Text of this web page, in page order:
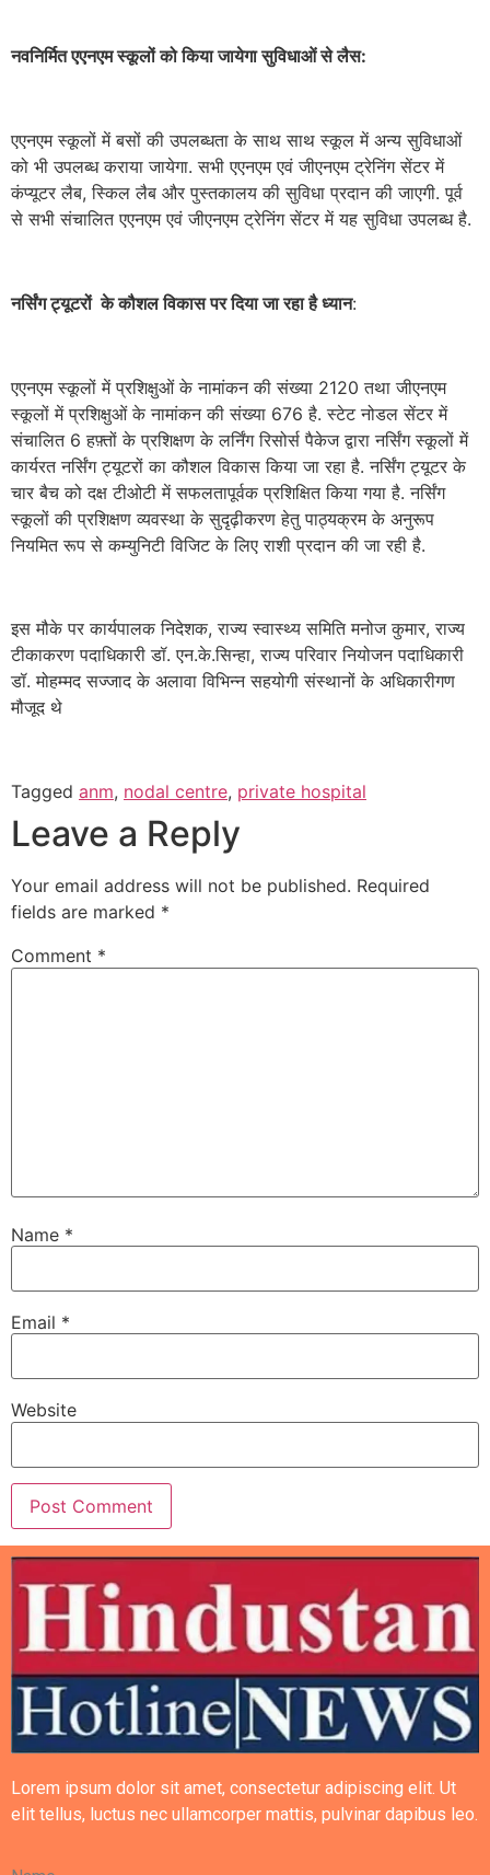
नवनिर्मित एएनएम स्कूलों को किया जायेगा सुविधाओं से लैस:
एएनएम स्कूलों में बसों की उपलब्धता के साथ साथ स्कूल में अन्य सुविधाओं
को भी उपलब्ध कराया जायेगा. सभी एएनएम एवं जीएनएम ट्रेनिंग सेंटर में
कंप्यूटर लैब, स्किल लैब और पुस्तकालय की सुविधा प्रदान की जाएगी. पूर्व
से सभी संचालित एएनएम एवं जीएनएम ट्रेनिंग सेंटर में यह सुविधा उपलब्ध है.
नर्सिंग ट्यूटरों के कौशल विकास पर दिया जा रहा है ध्यान:
एएनएम स्कूलों में प्रशिक्षुओं के नामांकन की संख्या 2120 तथा जीएनएम
स्कूलों में प्रशिक्षुओं के नामांकन की संख्या 676 है. स्टेट नोडल सेंटर में
संचालित 6 हफ़्तों के प्रशिक्षण के लर्निंग रिसोर्स पैकेज द्वारा नर्सिंग स्कूलों में
कार्यरत नर्सिंग ट्यूटरों का कौशल विकास किया जा रहा है. नर्सिंग ट्यूटर के
चार बैच को दक्ष टीओटी में सफलतापूर्वक प्रशिक्षित किया गया है. नर्सिंग
स्कूलों की प्रशिक्षण व्यवस्था के सुदृढ़ीकरण हेतु पाठ्यक्रम के अनुरूप
नियमित रूप से कम्युनिटी विजिट के लिए राशी प्रदान की जा रही है.
इस मौके पर कार्यपालक निदेशक, राज्य स्वास्थ्य समिति मनोज कुमार, राज्य
टीकाकरण पदाधिकारी डॉ. एन.के.सिन्हा, राज्य परिवार नियोजन पदाधिकारी
डॉ. मोहम्मद सज्जाद के अलावा विभिन्न सहयोगी संस्थानों के अधिकारीगण
मौजूद थे
Tagged anm, nodal centre, private hospital
Leave a Reply
Your email address will not be published. Required
fields are marked *
Comment *
Name *
Email *
Website
Lorem ipsum dolor sit amet, consectetur adipiscing elit. Ut
elit tellus, luctus nec ullamcorper mattis, pulvinar dapibus leo.